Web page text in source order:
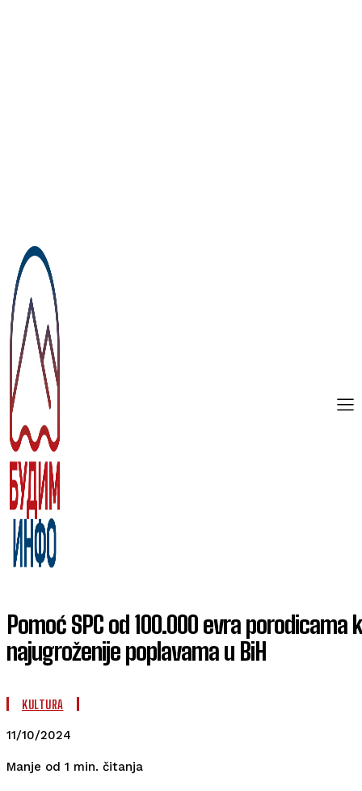
Pomoć SPC od 100.000 evra porodicama
najugroženije poplavama u BiH
KULTURA
11/10/2024
Manje od 1 min. čitanja